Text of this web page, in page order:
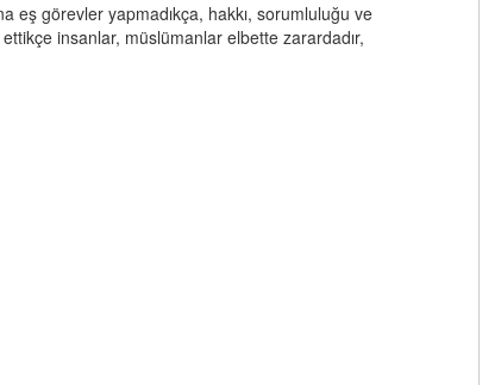
eş görevler yapmadıkça, hakkı, sorumluluğu ve
insanlar, müslümanlar elbette zarardadır,